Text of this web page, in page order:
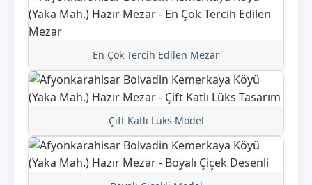
En Çok Tercih Edilen Mezar
Çift Katlı Lüks Model